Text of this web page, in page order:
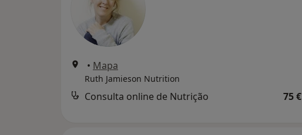
• Mapa
Ruth Jamieson Nutrition
Consulta online de Nutrição 75 €